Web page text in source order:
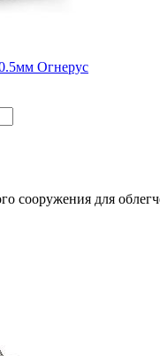
Огнерус
сооружения для